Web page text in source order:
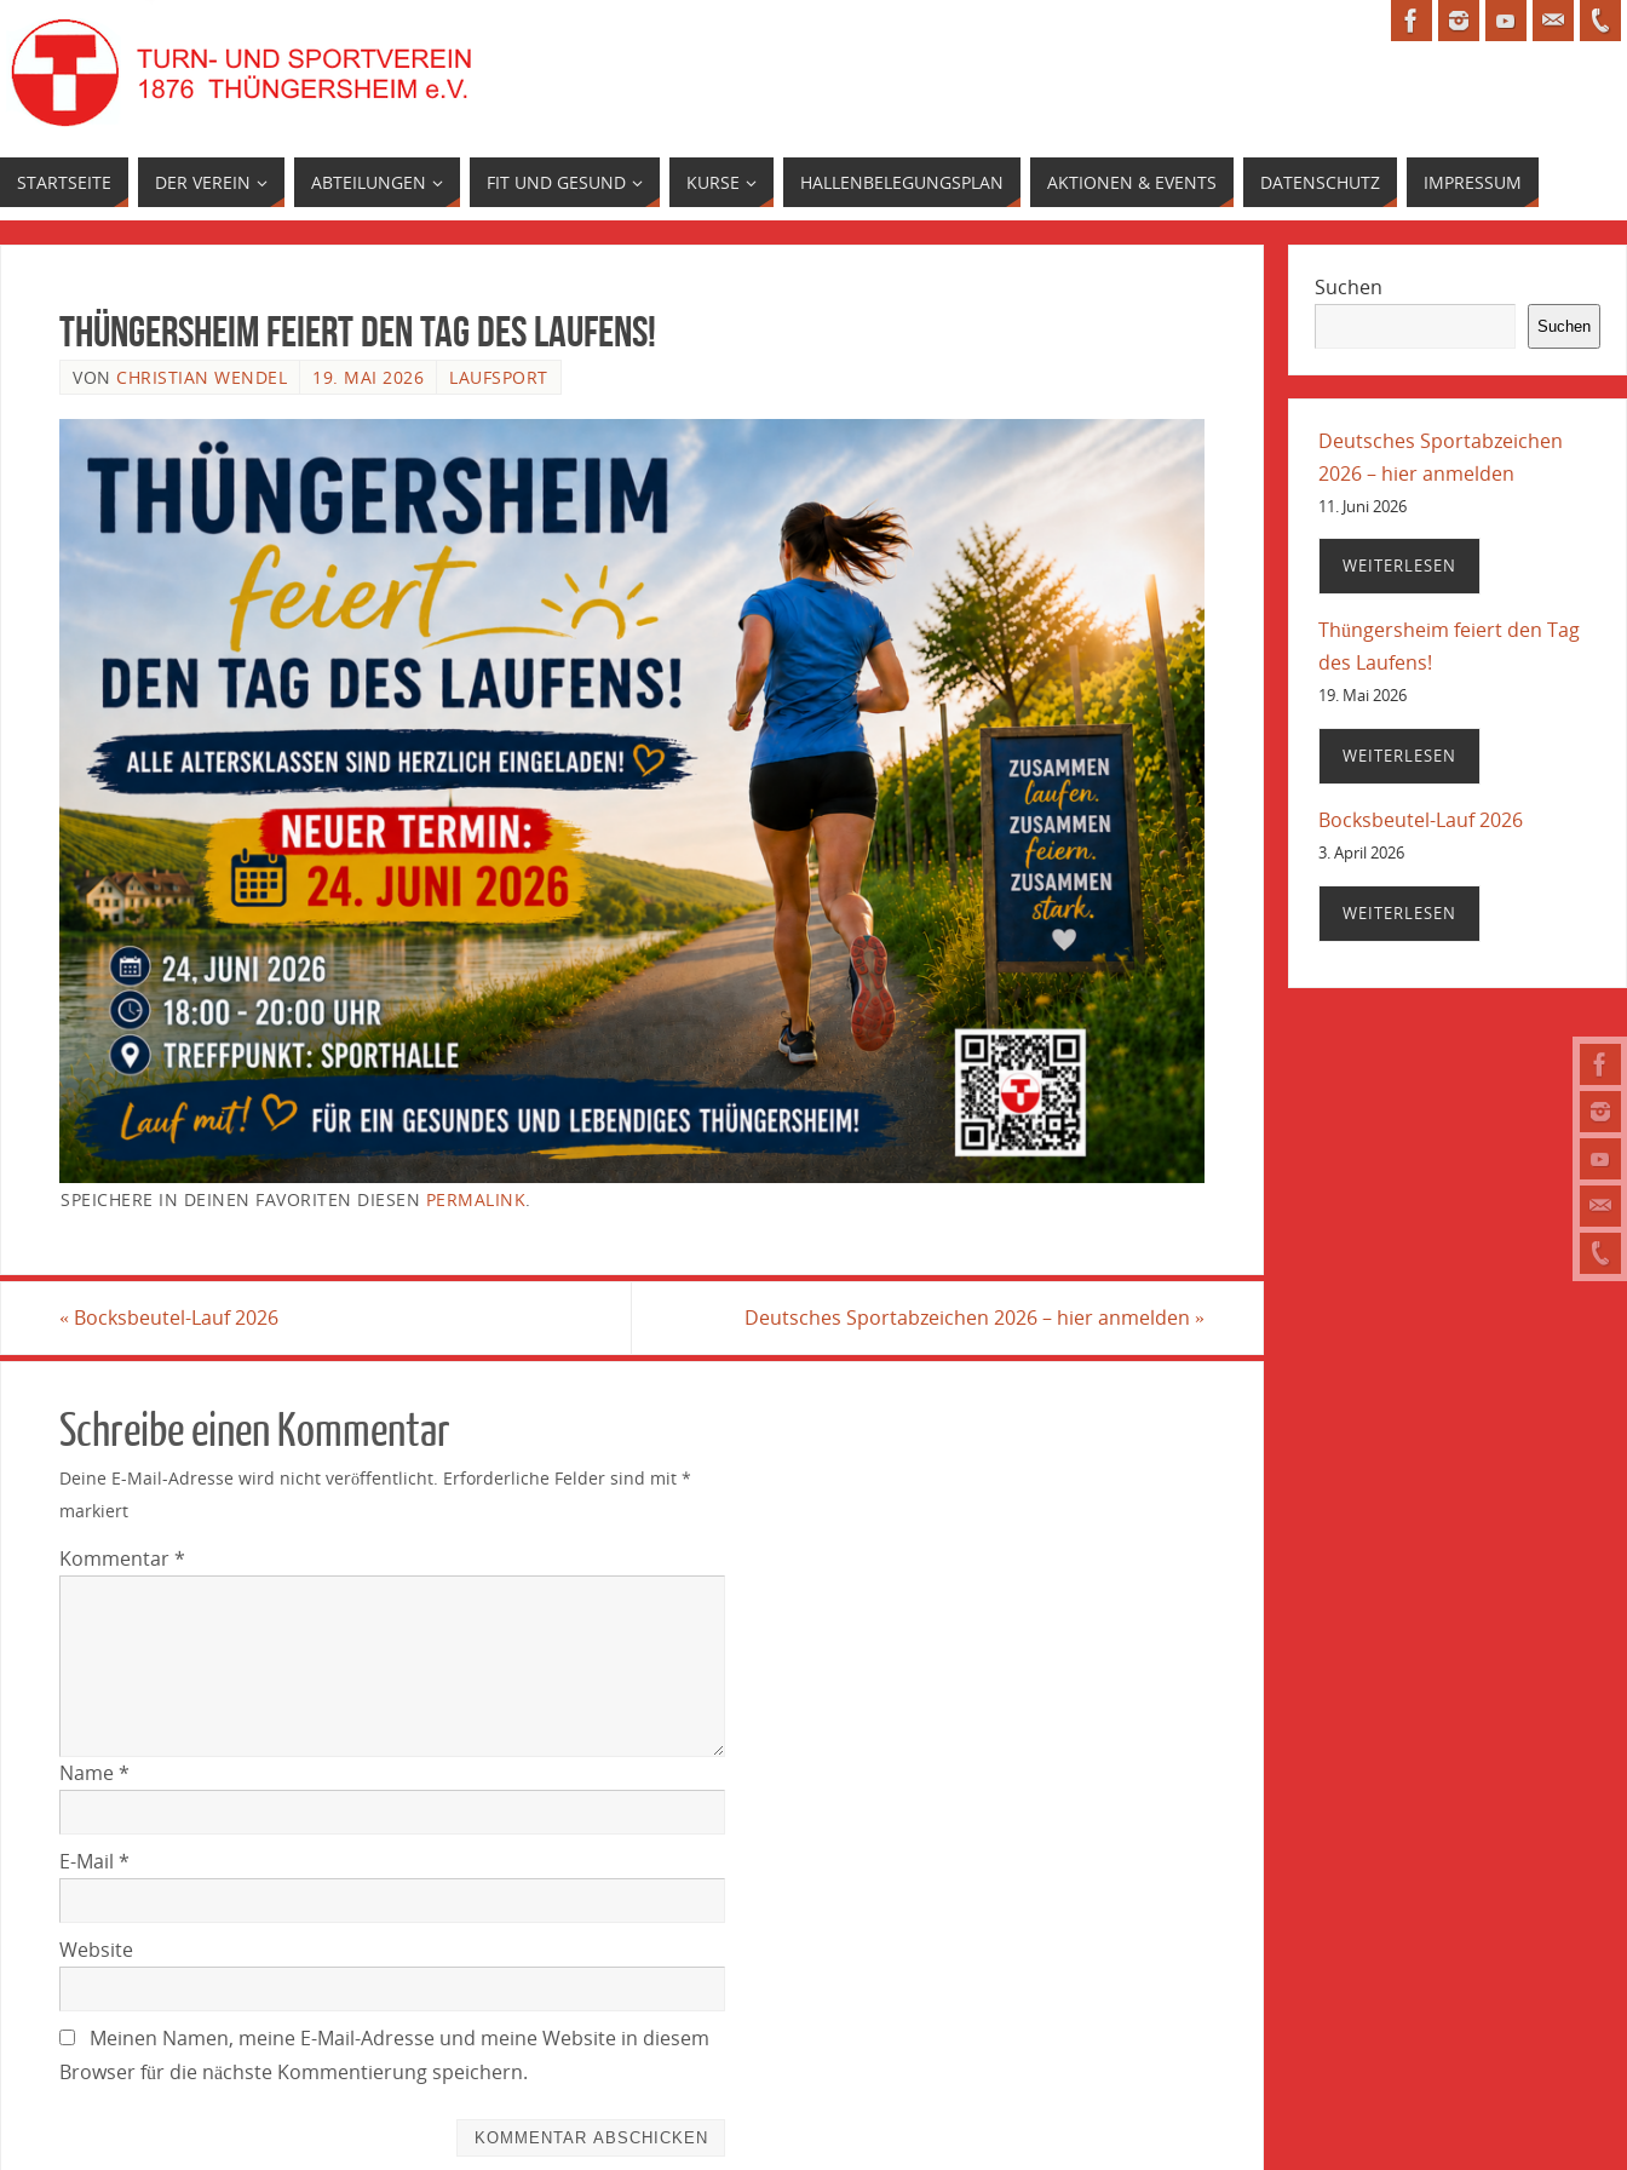
STARTSEITE DER VEREIN ABTEILUNGEN FIT UND GESUND KURSE HALLENBELEGUNGSPLAN AKTIONEN & EVENTS DATENSCHUTZ IMPRESSUM
Thüngersheim feiert den Tag des Laufens!
VON CHRISTIAN WENDEL 19. MAI 2026 LAUFSPORT
SPEICHERE IN DEINEN FAVORITEN DIESEN PERMALINK
« Bocksbeutel-Lauf 2026 Deutsches Sportabzeichen 2026 – hier anmelden »
Schreibe einen Kommentar
Deine E-Mail-Adresse wird nicht veröffentlicht. Erforderliche Felder sind mit *
markiert
Kommentar*
Name*
E-Mail *
Website
Meinen Namen, meine E-Mail-Adresse und meine Website in diesem
Browser für die nächste Kommentierung speichern.
Suchen
Suchen
Deutsches Sportabzeichen
2026 – hier anmelden
11. Juni 2026
WEITERLESEN
Thüngersheim feiert den Tag
des Laufens!
19. Mai 2026
WEITERLESEN
Bocksbeutel-Lauf 2026
3. April 2026
WEITERLESEN